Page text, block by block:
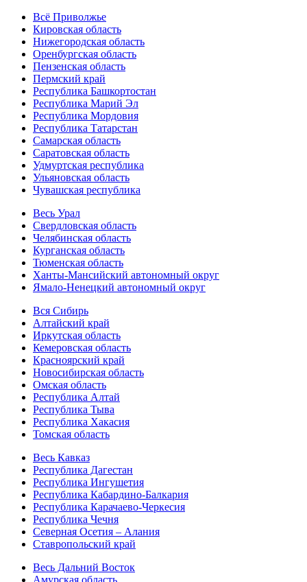
Всё Приволжье
Кировская область
Нижегородская область
Оренбургская область
Пензенская область
Пермский край
Республика Башкортостан
Республика Марий Эл
Республика Мордовия
Республика Татарстан
Самарская область
Саратовская область
Удмуртская республика
Ульяновская область
Чувашская республика
Весь Урал
Свердловская область
Челябинская область
Курганская область
Тюменская область
Ханты-Мансийский автономный округ
Ямало-Ненецкий автономный округ
Вся Сибирь
Алтайский край
Иркутская область
Кемеровская область
Красноярский край
Новосибирская область
Омская область
Республика Алтай
Республика Тыва
Республика Хакасия
Томская область
Весь Кавказ
Республика Дагестан
Республика Ингушетия
Республика Кабардино-Балкария
Республика Карачаево-Черкесия
Республика Чечня
Северная Осетия – Алания
Ставропольский край
Весь Дальний Восток
Амурская область